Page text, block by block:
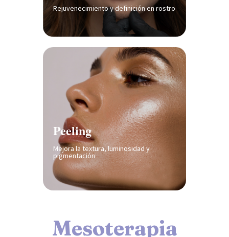
Rejuvenecimiento y definición en rostro
Peeling
Mejora la textura, luminosidad y
pigmentación
Mesoterapia